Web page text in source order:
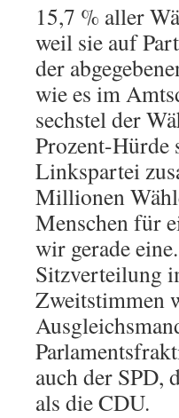
15,7 % aller
weil sie auf
der
wie es im
sechstel der
Prozent-Hürde
Linkspartei
Millionen
Menschen für
wir gerade
Sitzverteilung
Zweitstimmen
auch der SPD,
als die CDU.